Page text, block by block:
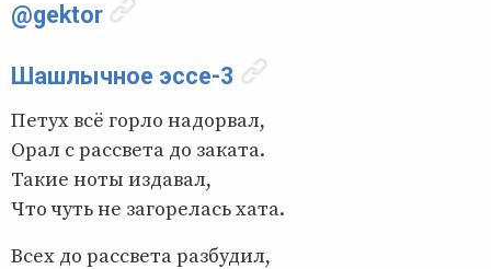
@gektor
Шашлычное эссе-3
Петух всё горло надорвал,
Орал с рассвета до заката.
Такие ноты издавал,
Что чуть не загорелась хата.
Всех до рассвета разбудил,